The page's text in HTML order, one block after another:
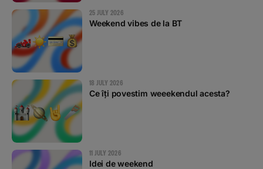
25 JULY 2026
Weekend vibes de la BT
18 JULY 2026
Ce îți povestim weeekendul acesta?
11 JULY 2026
Idei de weekend